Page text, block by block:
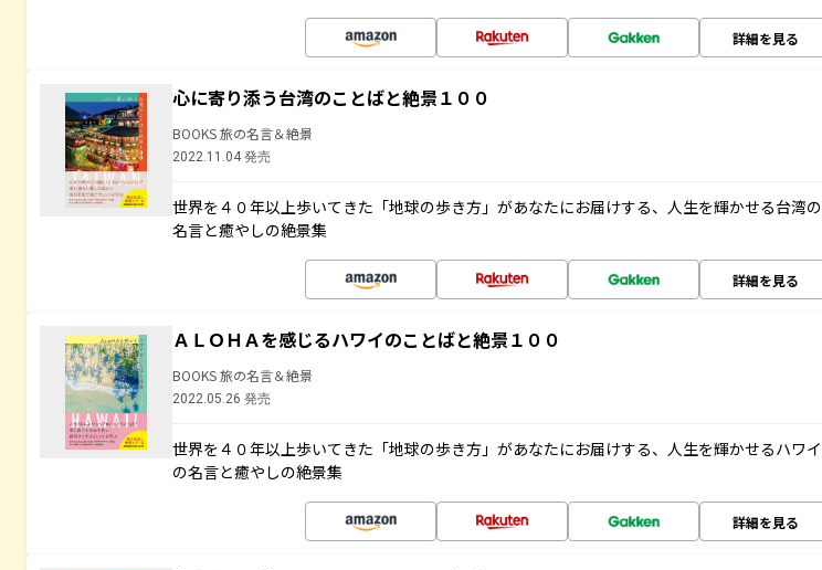
詳細を見る
心に寄り添う台湾のことばと絶景１００
BOOKS 旅の名言＆絶景
2022.11.04 発売
世界を４０年以上歩いてきた「地球の歩き方」があなたにお届けする、人生を輝かせる台湾の
名言と癒やしの絶景集
詳細を見る
ＡＬＯＨＡを感じるハワイのことばと絶景１００
BOOKS 旅の名言＆絶景
2022.05.26 発売
世界を４０年以上歩いてきた「地球の歩き方」があなたにお届けする、人生を輝かせるハワイ
の名言と癒やしの絶景集
詳細を見る